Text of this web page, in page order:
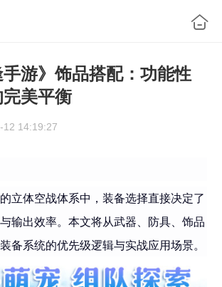
手游》饰品搭配：功能性
美平衡
12 14:19:27
立体空战体系中，装备选择直接决定了
输出效率。本文将从武器、防具、饰品
备系统的优先级逻辑与实战应用场景。